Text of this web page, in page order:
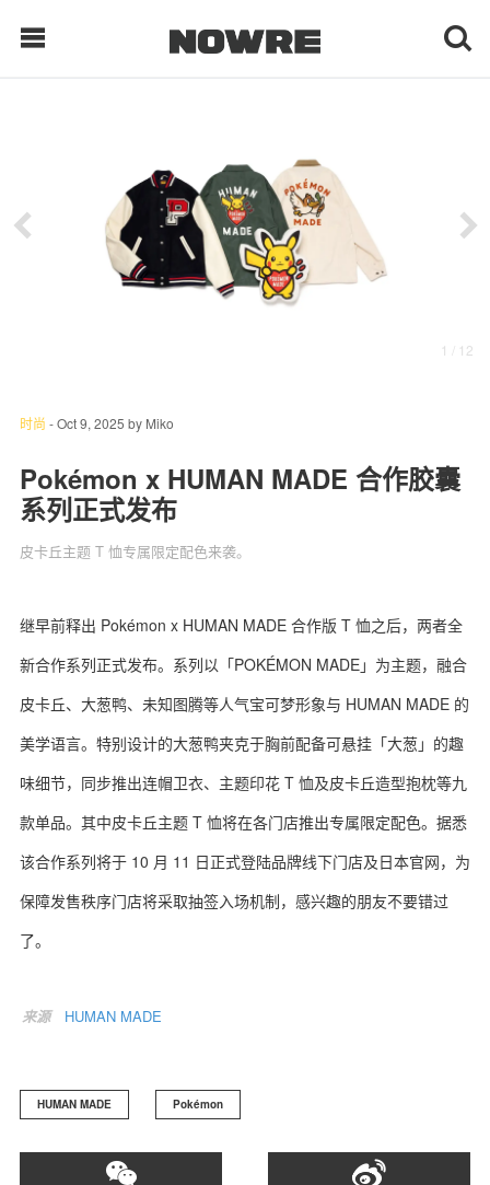
现客视点
每日栏目
科 技
1 / 12
时尚 -Oct 9, 2025 by Miko
Pokémon x HUMAN MADE 合作胶囊
系列正式发布
皮卡丘主题 T 恤专属限定配色来袭。
继早前释出 Pokémon x HUMAN MADE 合作版 T 恤之后，两者全
新合作系列正式发布。系列以「POKÉMON MADE」为主题，融合
皮卡丘、大葱鸭、未知图腾等人气宝可梦形象与 HUMAN MADE 的
美学语言。特别设计的大葱鸭夹克于胸前配备可悬挂「大葱」的趣
味细节，同步推出连帽卫衣、主题印花 T 恤及皮卡丘造型抱枕等九
款单品。其中皮卡丘主题 T 恤将在各门店推出专属限定配色。据悉
该合作系列将于 10 月 11 日正式登陆品牌线下门店及日本官网，为
保障发售秩序门店将采取抽签入场机制，感兴趣的朋友不要错过
了。
来源 HUMAN MADE
HUMAN MADE Pokémon